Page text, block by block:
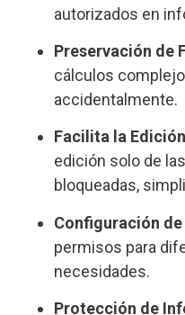
autorizados en
Preservación de
cálculos
accidentalmente.
Facilita la
edición solo de
bloqueadas,
Configuración
permisos para
necesidades.
Protección de